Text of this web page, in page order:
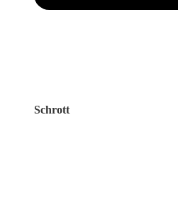
Schrott